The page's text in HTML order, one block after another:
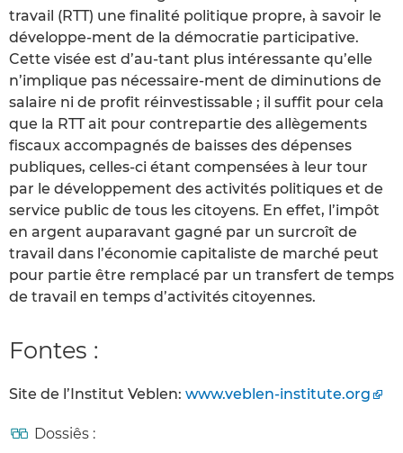
travail (RTT) une finalité politique propre, à savoir le
développe-ment de la démocratie participative.
Cette visée est d’au-tant plus intéressante qu’elle
n’implique pas nécessaire-ment de diminutions de
salaire ni de profit réinvestissable ; il suffit pour cela
que la RTT ait pour contrepartie des allègements
fiscaux accompagnés de baisses des dépenses
publiques, celles-ci étant compensées à leur tour
par le développement des activités politiques et de
service public de tous les citoyens. En effet, l’impôt
en argent auparavant gagné par un surcroît de
travail dans l’économie capitaliste de marché peut
pour partie être remplacé par un transfert de temps
de travail en temps d’activités citoyennes.
Fontes :
Site de l’Institut Veblen: www.veblen-institute.org
Dossiês :